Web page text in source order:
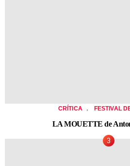
CRÍTICA , FESTIVAL
LA MOUETTE de